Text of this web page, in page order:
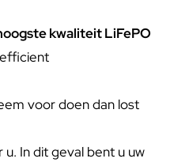
kwaliteit LiFePO
voor doen dan lost
u. In dit geval bent u uw